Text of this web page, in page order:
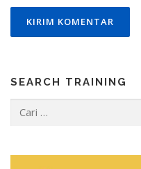
SEARCH TRAINING
untuk: